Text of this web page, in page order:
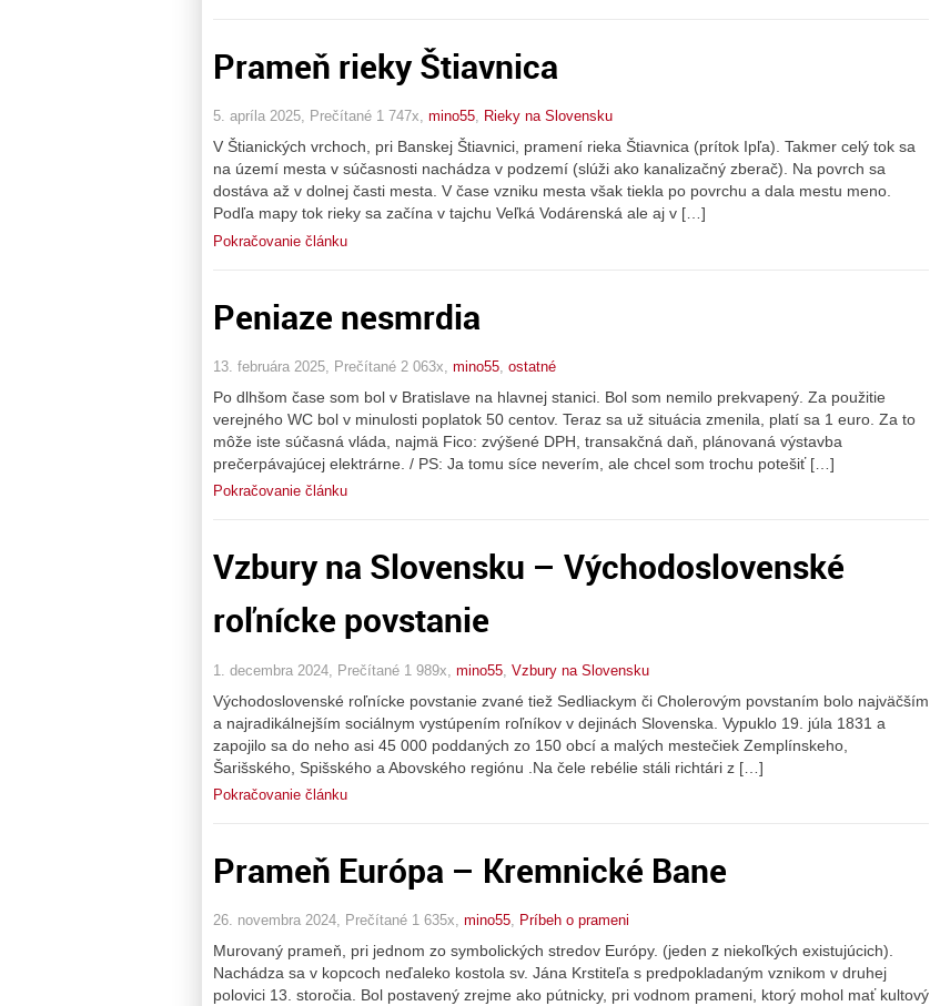
Prameň rieky Štiavnica
5. apríla 2025, Prečítané 1 747x, mino55, Rieky na Slovensku
V Štianických vrchoch, pri Banskej Štiavnici, pramení rieka Štiavnica (prítok Ipľa). Takmer celý tok sa
na území mesta v súčasnosti nachádza v podzemí (slúži ako kanalizačný zberač). Na povrch sa
dostáva až v dolnej časti mesta. V čase vzniku mesta však tiekla po povrchu a dala mestu meno.
Podľa mapy tok rieky sa začína v tajchu Veľká Vodárenská ale aj v […]
Pokračovanie článku
Peniaze nesmrdia
13. februára 2025, Prečítané 2 063x, mino55, ostatné
Po dlhšom čase som bol v Bratislave na hlavnej stanici. Bol som nemilo prekvapený. Za použitie
verejného WC bol v minulosti poplatok 50 centov. Teraz sa už situácia zmenila, platí sa 1 euro. Za to
môže iste súčasná vláda, najmä Fico: zvýšené DPH, transakčná daň, plánovaná výstavba
prečerpávajúcej elektrárne. / PS: Ja tomu síce neverím, ale chcel som trochu potešiť […]
Pokračovanie článku
Vzbury na Slovensku – Východoslovenské
roľnícke povstanie
1. decembra 2024, Prečítané 1 989x, mino55 Vzbury na Slovensku
Východoslovenské roľnícke povstanie zvané tiež Sedliackym či Cholerovým povstaním bolo najväčším
a najradikálnejším sociálnym vystúpením roľníkov v dejinách Slovenska. Vypuklo 19. júla 1831 a
zapojilo sa do neho asi 45 000 poddaných zo 150 obcí a malých mestečiek Zemplínskeho,
Šarišského, Spišského a Abovského regiónu .Na čele rebélie stáli richtári z […]
Pokračovanie článku
Prameň Európa – Kremnické Bane
26. novembra 2024, Prečítané 1 635x, mino55, Príbeh o prameni
Murovaný prameň, pri jednom zo symbolických stredov Európy. (jeden z niekoľkých existujúcich).
Nachádza sa v kopcoch neďaleko kostola sv. Jána Krstiteľa s predpokladaným vznikom v druhej
polovici 13. storočia. Bol postavený zrejme ako pútnicky, pri vodnom prameni, ktorý mohol mať kultový